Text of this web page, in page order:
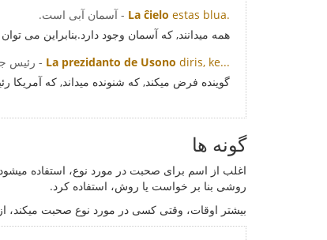
La ĉielo estas blua.
- آسمان آبی است.
همه میدانند, که آسمان وجود دارد.بنابراین می
La prezidanto de Usono diris, ke...
- رئیس
گوینده فرض میکند, که شنونده میداند, که
گونه ها
اغلب از اسم برای صحبت در مورد نوع، استفاده
روشی بنا بر خواست یا روش، استفاده کرد.
بیشتر اوقات، وقتی کسی در مورد نوع صحبت میکند،